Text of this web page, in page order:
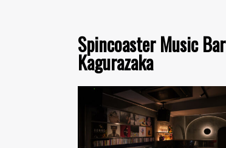
Spincoaster Music Bar
Kagurazaka